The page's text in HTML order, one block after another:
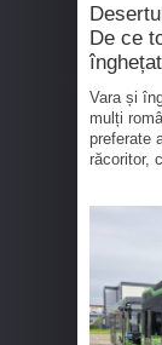
De ce
Vara și
mulți
preferate
răcoritor,